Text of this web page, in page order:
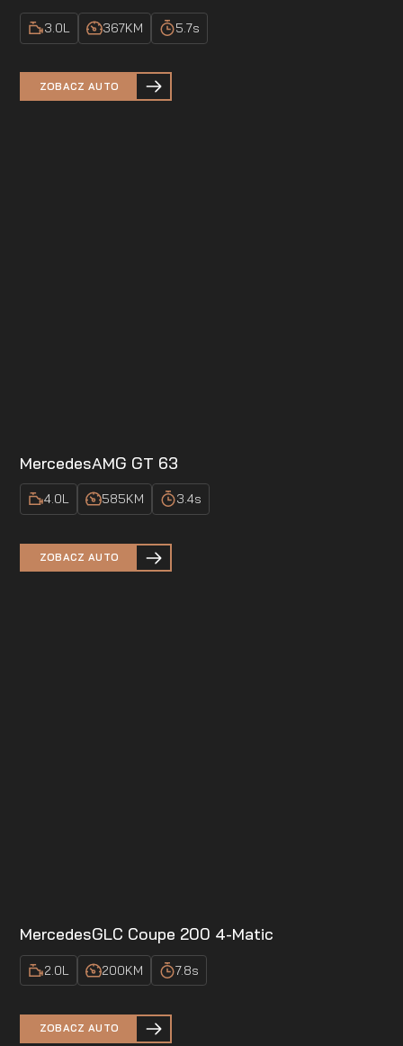
3.0L 367KM 5.7s
ZOBACZ AUTO
MercedesAMG GT 63
4.0L 585KM 3.4s
ZOBACZ AUTO
MercedesGLC Coupe 200 4-Matic
2.0L 200KM 7.8s
ZOBACZ AUTO